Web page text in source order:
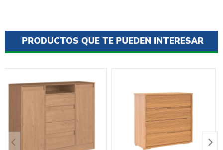
PRODUCTOS QUE TE PUEDEN INTERESAR